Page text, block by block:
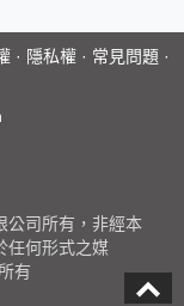
· 隱私權 · 常見問題 ·
公司所有，非經本
任何形式之媒
有